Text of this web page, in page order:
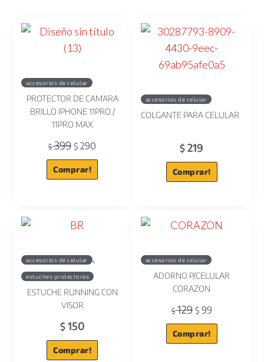
accesorios de celular
PROTECTOR DE CAMARA
BRILLO IPHONE 11PRO /
11PRO MAX
$399 $ 290
Comprar!
accesorios de celular
COLGANTE PARA CELULAR
$ 219
Comprar!
accesorios de celular ,
estuches protectores
ESTUCHE RUNNING CON
VISOR
$150
Comprar!
accesorios de celular
ADORNO P/CELULAR
CORAZON
$129 $99
Comprar!